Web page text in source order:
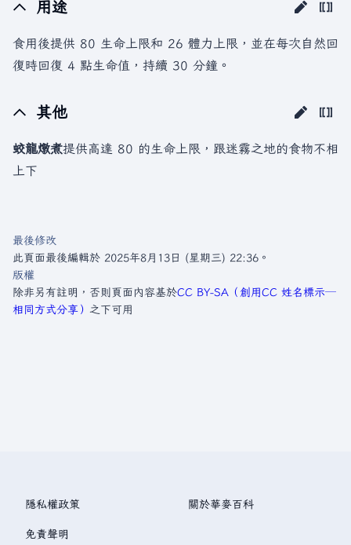
用途
食用後提供 80 生命上限和 26 體力上限，並在每次自然回
復時回復 4 點生命值，持續 30 分鐘。
其他
蛟龍燉煮提供高達 80 的生命上限，跟迷霧之地的食物不相
上下
最後修改
此頁面最後編輯於 2025年8月13日 (星期三) 22:36。
版權
除非另有註明，否則頁面內容基於CC BY-SA（創用CC 姓名標示─
相同方式分享） 之下可用
隱私權政策 關於華麥百科
免責聲明